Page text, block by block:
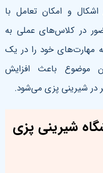
و امکان تعامل با
در کلاس‌های عملی به
مهارت‌های خود را در یک
موضوع باعث افزایش
در شیرینی پزی می‌شود.
شیرینی پزی